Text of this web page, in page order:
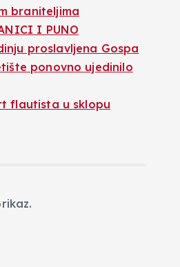
braniteljima
I PUNO
proslavljena Gospa
ponovno ujedinilo
flautista u sklopu